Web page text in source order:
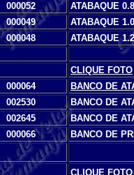
000052
ATABAQUE
000049
ATABAQUE
000048
ATABAQUE
,
CLIQUE FOTO
000064
BANCO DE
002530
BANCO DE
002645
BANCO DE
000066
BANCO DE
CLIQUE FOTO